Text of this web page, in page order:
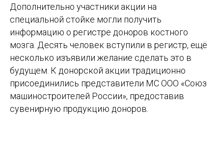
Дополнительно участники акции на
специальной стойке могли получить
информацию о регистре доноров костного
мозга. Десять человек вступили в регистр, ещё
несколько изъявили желание сделать это в
будущем. К донорской акции традиционно
присоединились представители МС ООО «Союз
машиностроителей России», предоставив
сувенирную продукцию доноров.